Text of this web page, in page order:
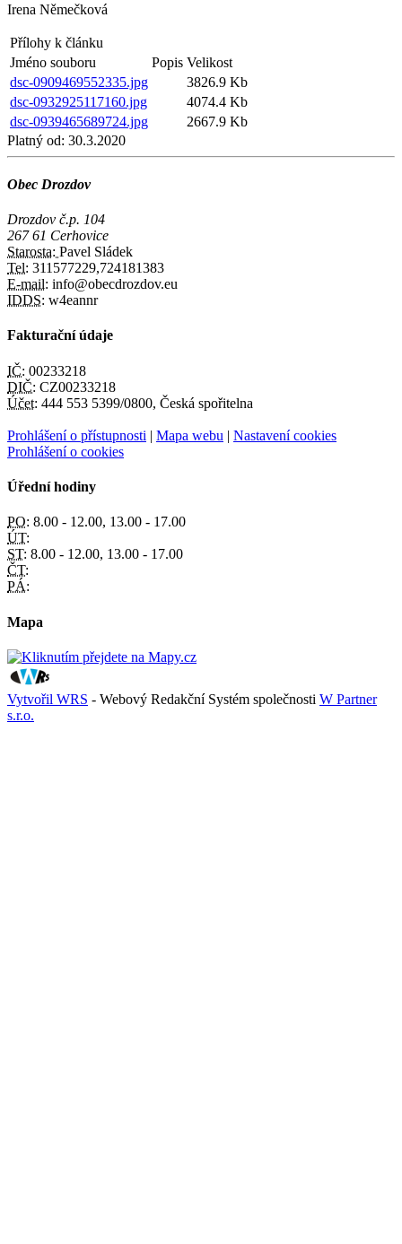
Irena Němečková
Přílohy k článku
Jméno souboru
Popis Velikost
dsc-0909469552335.jpg
3826.9 Kb
dsc-0932925117160.jpg
4074.4 Kb
dsc-0939465689724.jpg
2667.9 Kb
Platný od: 30.3.2020
Obec Drozdov
Drozdov č.p. 104
267 61 Cerhovice
Starosta: Pavel Sládek
Tel: 311577229,724181383
E-mail: info@obecdrozdov.eu
IDDS: w4eannr
Fakturační údaje
IČ: 00233218
DIČ: CZ00233218
Účet: 444 553 5399/0800, Česká spořitelna
Prohlášení o přístupnosti | Mapa webu | Nastavení cookies
Prohlášení o cookies
Úřední hodiny
PO: 8.00 - 12.00, 13.00 - 17.00
ÚT:
ST: 8.00 - 12.00, 13.00 - 17.00
ČT:
PÁ:
Mapa
Vytvořil WRS - Webový Redakční Systém společnosti W Partner
s.r.o.